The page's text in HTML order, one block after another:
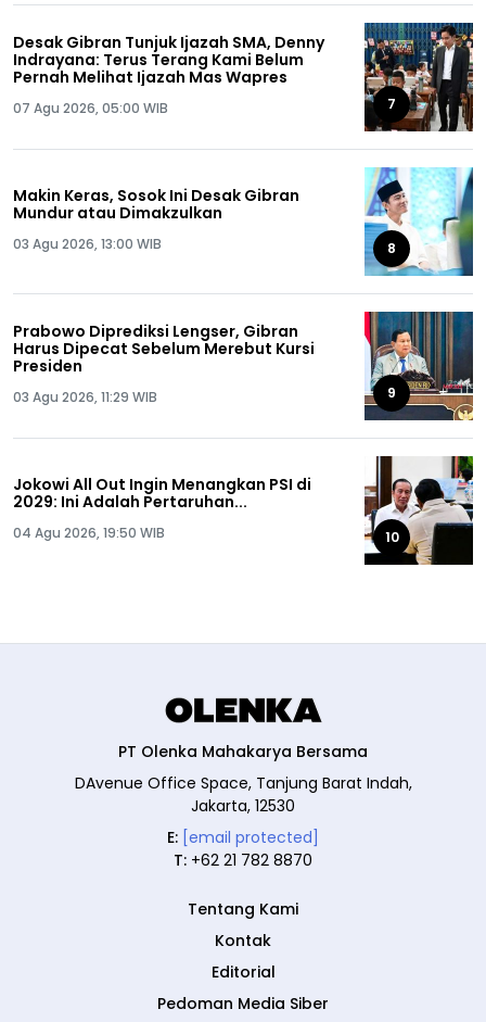
Desak Gibran Tunjuk Ijazah SMA, Denny
Indrayana: Terus Terang Kami Belum
Pernah Melihat Ijazah Mas Wapres
07 Agu 2026, 05:00 WIB 7
Makin Keras, Sosok Ini Desak Gibran
Mundur atau Dimakzulkan
03 Agu 2026, 13:00 WIB 8
Prabowo Diprediksi Lengser, Gibran
Harus Dipecat Sebelum Merebut Kursi
Presiden
03 Agu 2026, 11:29 WIB 9
Jokowi All Out Ingin Menangkan PSI di
2029: Ini Adalah Pertaruhan...
04 Agu 2026, 19:50 WIB 10
PT Olenka Mahakarya Bersama
DAvenue Office Space, Tanjung Barat Indah,
Jakarta, 12530
E: [email protected]
T: +62 21 782 8870
Tentang Kami
Kontak
Editorial
Pedoman Media Siber